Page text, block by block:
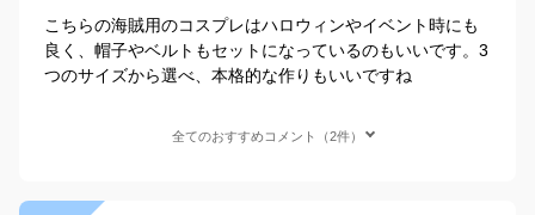
こちらの海賊用のコスプレはハロウィンやイベント時にも
良く、帽子やベルトもセットになっているのもいいです。3
つのサイズから選べ、本格的な作りもいいですね
全てのおすすめコメント（2件）